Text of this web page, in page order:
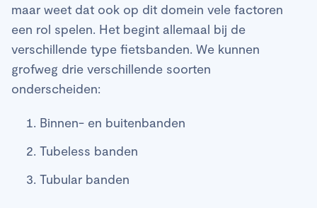
maar weet dat ook op dit domein vele factoren
een rol spelen. Het begint allemaal bij de
verschillende type fietsbanden. We kunnen
grofweg drie verschillende soorten
onderscheiden:
Binnen- en buitenbanden
Tubeless banden
Tubular banden